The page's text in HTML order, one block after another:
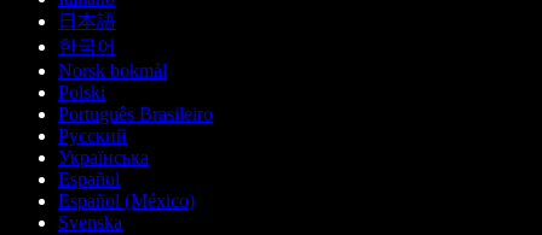
日本語
한국어
Norsk bokmål
Polski
Português Brasileiro
Русский
Українська
Español
Español (México)
Svenska